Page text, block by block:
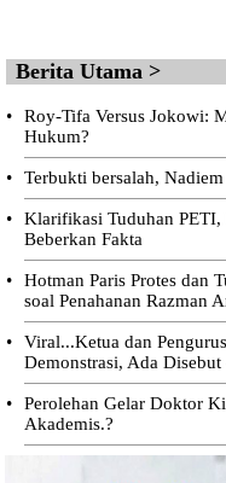
Berita Utama >
•
Roy-Tifa Versus Jokowi:
Hukum?
• Terbukti bersalah,
•
Klarifikasi Tuduhan
Beberkan Fakta
•
Hotman Paris Protes dan
soal Penahanan Razman
•
Viral...Ketua dan
Demonstrasi, Ada
•
Perolehan Gelar Doktor
Akademis.?